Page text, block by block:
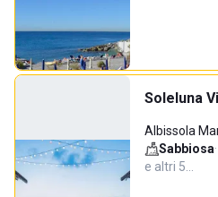
Soleluna
Albissola
Sabbiosa·
e altri 5…